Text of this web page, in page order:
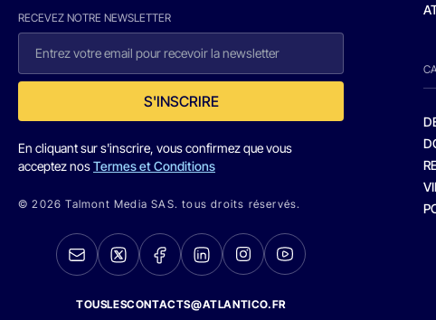
RECEVEZ NOTRE NEWSLETTER
S'INSCRIRE
En cliquant sur s'inscrire, vous confirmez que vous
acceptez nosTermes et Conditions
© 2026 Talmont Media SAS. tous droits réservés.
TOUSLESCONTACTS@ATLANTICO.FR